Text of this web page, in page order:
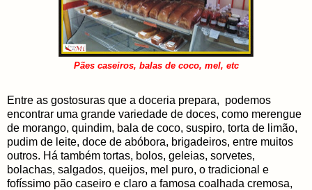
Pães caseiros, balas de coco, mel, etc
Entre as gostosuras que a doceria prepara, podemos
encontrar uma grande variedade de doces, como merengue
de morango, quindim, bala de coco, suspiro, torta de limão,
pudim de leite, doce de abóbora, brigadeiros, entre muitos
outros. Há também tortas, bolos, geleias, sorvetes,
bolachas, salgados, queijos, mel puro, o tradicional e
fofíssimo pão caseiro e claro a famosa coalhada cremosa,